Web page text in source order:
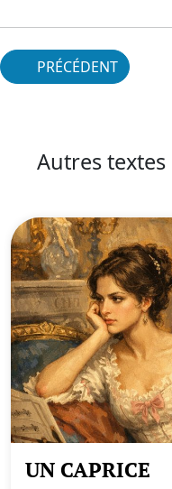
PRÉCÉDENT
Autres
UN CAPRICE